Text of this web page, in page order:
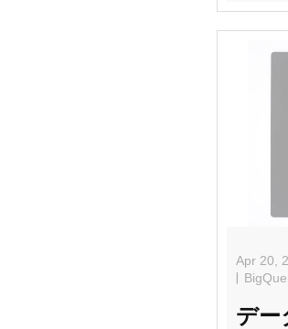
c
e
Apr 20,
デー